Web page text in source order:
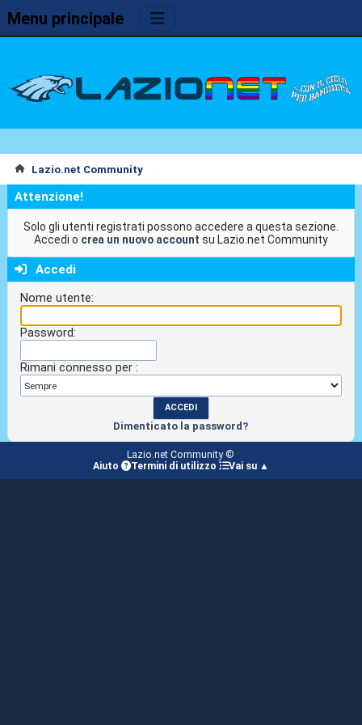
Menu principale
Lazio.net Community
Attenzione!
Solo gli utenti registrati possono accedere a questa sezione.
Accedi o crea un nuovo account su Lazio.net Community
Accedi
Nome utente:
Password:
Rimani connesso per :
Dimenticato la password?
Lazio.net Community ©
Aiuto
Termini di utilizzo Vai su ▲